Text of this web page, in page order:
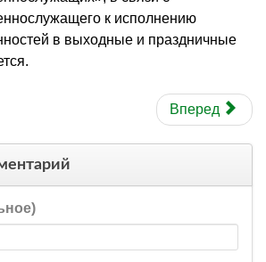
к исполнению
в выходные и праздничные
Вперед